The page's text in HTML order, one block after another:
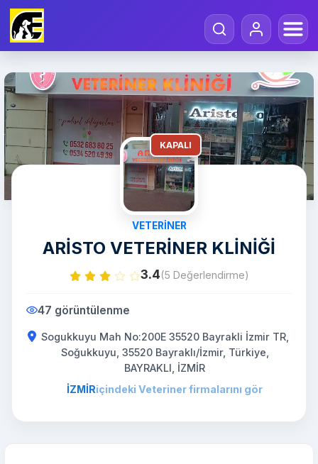
KAPALI
VETERINER
ARİSTO VETERİNER KLİNİĞİ
3.4(5 Değerlendirme)
47 görüntülenme
Sogukkuyu Mah No:200E 35520 Bayrakli İzmir TR,
Soğukkuyu, 35520 Bayraklı/İzmir, Türkiye,
BAYRAKLI, İZMİR
İZMİRiçindeki Veteriner firmalarını gör